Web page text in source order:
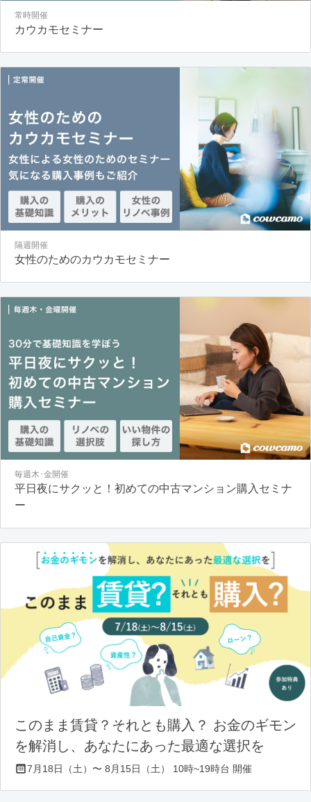
常時開催
カウカモセミナー
隔週開催
女性のためのカウカモセミナー
毎週木･金開催
平日夜にサクッと！初めての中古マンション購入セミナ
ー
このまま賃貸？それとも購入？ お金のギモン
を解消し、あなたにあった最適な選択を
7月18日（土）〜 8月15日（土） 10時~19時台 開催